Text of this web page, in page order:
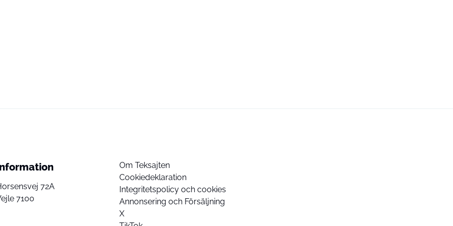
72A
7100
Om Teksajten
Cookiedeklaration
Integritetspolicy och cookies
Annonsering och Försäljning
X